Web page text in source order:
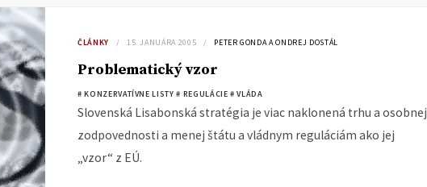
ČLÁNKY 15. JANUÁRA 2005 PETER GONDA A ONDREJ DOSTÁL
Problematický vzor
# KONZERVATÍVNE LISTY # REGULÁCIE # VLÁDA
Slovenská Lisabonská stratégia je viac naklonená trhu a osobnej
zodpovednosti a menej štátu a vládnym reguláciám ako jej
„vzor“ z EÚ.